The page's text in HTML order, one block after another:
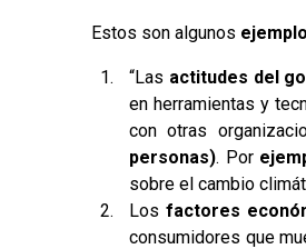
Estos son algunos
“Las actitudes del
en herramientas y
con otras
personas). Por
sobre el cambio
Los factores
consumidores que